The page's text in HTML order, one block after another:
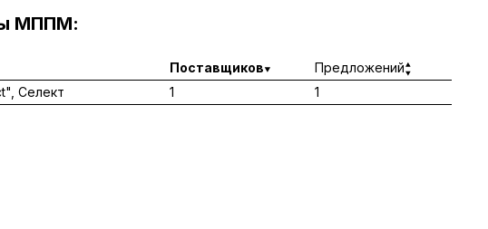
МППМ:
Поставщиков
Предложений
Селект 1 1